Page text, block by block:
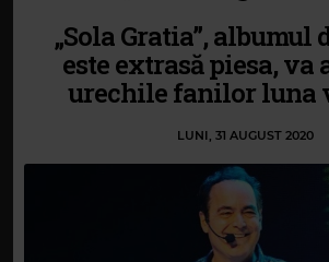
„Sola Gratia”, albumul
este extrasă piesa, va
urechile fanilor luna
LUNI, 31 AUGUST 2020